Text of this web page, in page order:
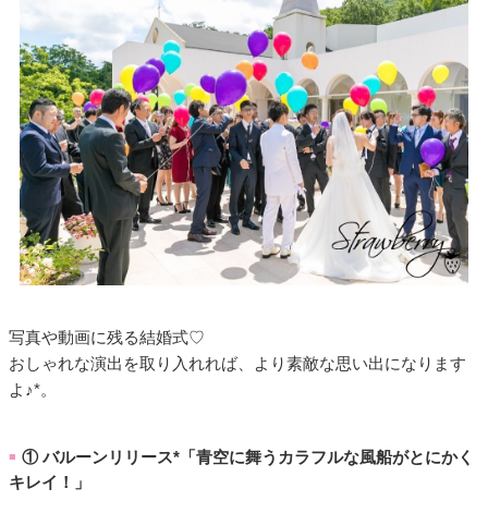
写真や動画に残る結婚式♡
おしゃれな演出を取り入れれば、より素敵な思い出になります
よ♪*。
■ ① バルーンリリース*「青空に舞うカラフルな風船がとにかく
キレイ！」